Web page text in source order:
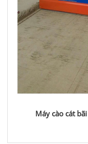
Máy cào cát